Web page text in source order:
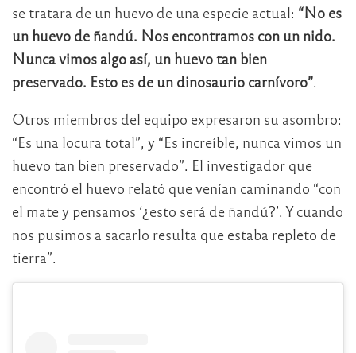
se tratara de un huevo de una especie actual: “No es
un huevo de ñandú. Nos encontramos con un nido.
Nunca vimos algo así, un huevo tan bien
preservado. Esto es de un dinosaurio carnívoro”.
Otros miembros del equipo expresaron su asombro:
“Es una locura total”, y “Es increíble, nunca vimos un
huevo tan bien preservado”. El investigador que
encontró el huevo relató que venían caminando “con
el mate y pensamos ‘¿esto será de ñandú?’. Y cuando
nos pusimos a sacarlo resulta que estaba repleto de
tierra”.